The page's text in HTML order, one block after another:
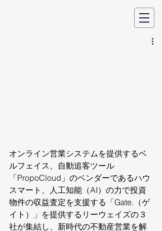
オンライン営業システムを提供するベ
ルフェイス、自動追客ツール
「PropoCloud」のベンダーであるハウ
スマート、人工知能（AI）の力で投資
物件の収益査定を支援する「Gate.（ゲ
イト）」を提供するリーウェイズの３
社が集結し、新時代の不動産営業を解